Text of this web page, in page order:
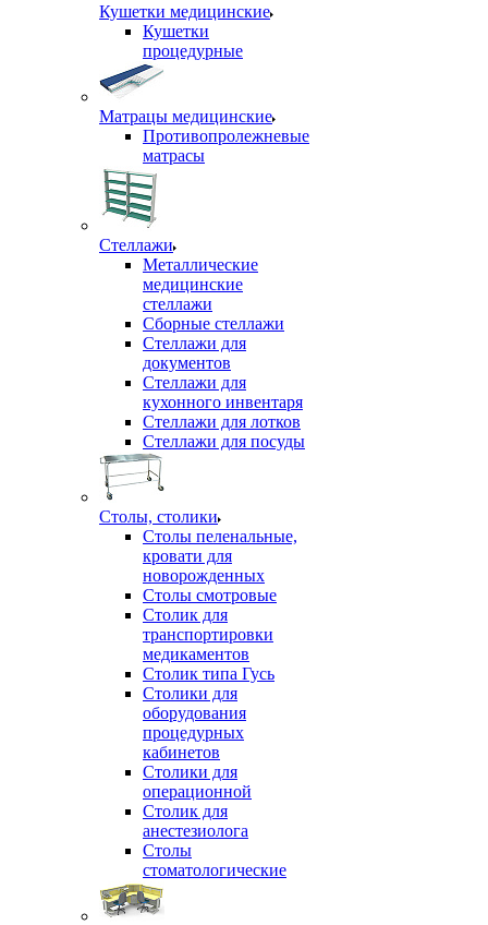
Кушетки медицинские
Кушетки
процедурные
Матрацы медицинские
Противопролежневые
матрасы
Стеллажи
Металлические
медицинские
стеллажи
Сборные стеллажи
Стеллажи для
документов
Стеллажи для
кухонного инвентаря
Стеллажи для лотков
Стеллажи для посуды
Столы, столики
Столы пеленальные,
кровати для
новорожденных
Столы смотровые
Столик для
транспортировки
медикаментов
Столик типа Гусь
Столики для
оборудования
процедурных
кабинетов
Столики для
операционной
Столик для
анестезиолога
Столы
стоматологические